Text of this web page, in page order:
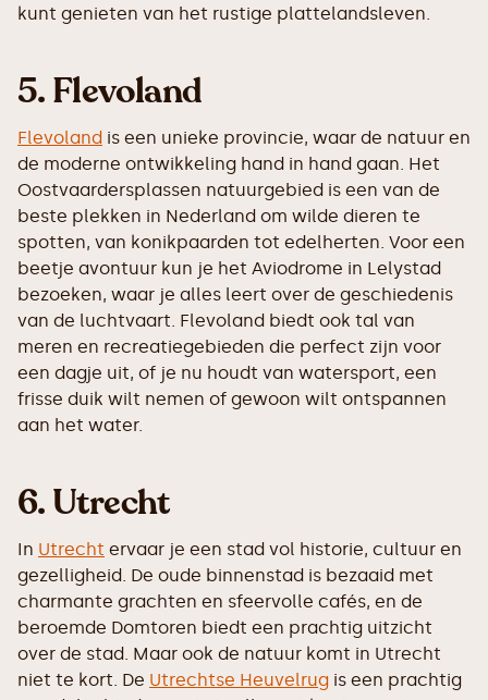
kunt genieten van het rustige plattelandsleven.
5. Flevoland
Flevoland is een unieke provincie, waar de natuur en
de moderne ontwikkeling hand in hand gaan. Het
Oostvaardersplassen natuurgebied is een van de
beste plekken in Nederland om wilde dieren te
spotten, van konikpaarden tot edelherten. Voor een
beetje avontuur kun je het Aviodrome in Lelystad
bezoeken, waar je alles leert over de geschiedenis
van de luchtvaart. Flevoland biedt ook tal van
meren en recreatiegebieden die perfect zijn voor
een dagje uit, of je nu houdt van watersport, een
frisse duik wilt nemen of gewoon wilt ontspannen
aan het water.
6. Utrecht
In Utrecht ervaar je een stad vol historie, cultuur en
gezelligheid. De oude binnenstad is bezaaid met
charmante grachten en sfeervolle cafés, en de
beroemde Domtoren biedt een prachtig uitzicht
over de stad. Maar ook de natuur komt in Utrecht
niet te kort. De Utrechtse Heuvelrug is een prachtig